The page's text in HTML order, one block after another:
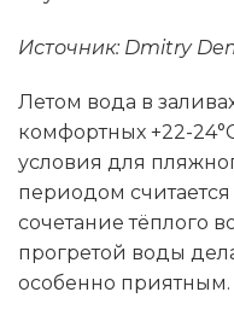
Источник: Dmitry
Летом вода в
комфортных +22-
условия для
периодом считается
сочетание тёплого
прогретой воды
особенно приятным.